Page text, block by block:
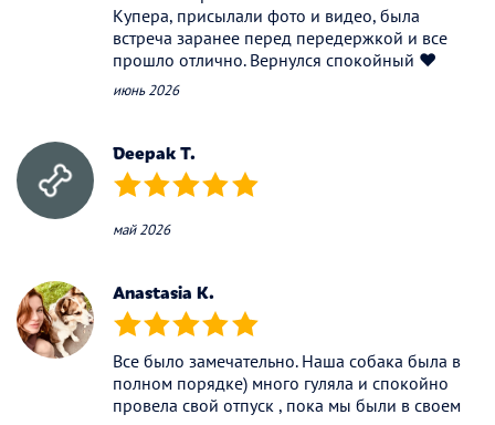
Купера, присылали фото и видео, была
встреча заранее перед передержкой и все
прошло отлично. Вернулся спокойный ❤️
июнь 2026
Deepak T.
(*) (*) (*) (*) (*)
май 2026
Anastasia K.
(*) (*) (*) (*) (*)
Все было замечательно. Наша собака была в
полном порядке) много гуляла и спокойно
провела свой отпуск , пока мы были в своем